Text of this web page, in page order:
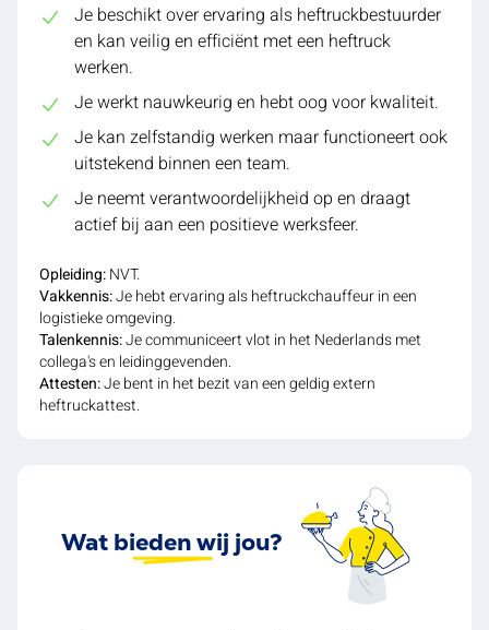
Je beschikt over ervaring als heftruckbestuurder
en kan veilig en efficiënt met een heftruck
werken.
Je werkt nauwkeurig en hebt oog voor kwaliteit.
Je kan zelfstandig werken maar functioneert ook
uitstekend binnen een team.
Je neemt verantwoordelijkheid op en draagt
actief bij aan een positieve werksfeer.
Opleiding:NVT.
Vakkennis:Je hebt ervaring als heftruckchauffeur in een
logistieke omgeving.
Talenkennis:Je communiceert vlot in het Nederlands met
collega's en leidinggevenden.
Attesten:Je bent in het bezit van een geldig extern
heftruckattest.
Wat bieden wij jou?